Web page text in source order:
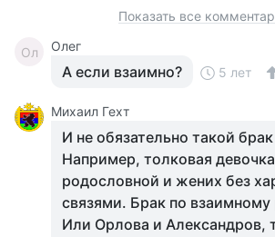
Показать все
Ол Олег
А если взаимно? 5 лет
Михаил Гехт
И не обязательно такой
Например, толковая
родословной и жених без
связями. Брак по взаимному
Или Орлова и Александров,